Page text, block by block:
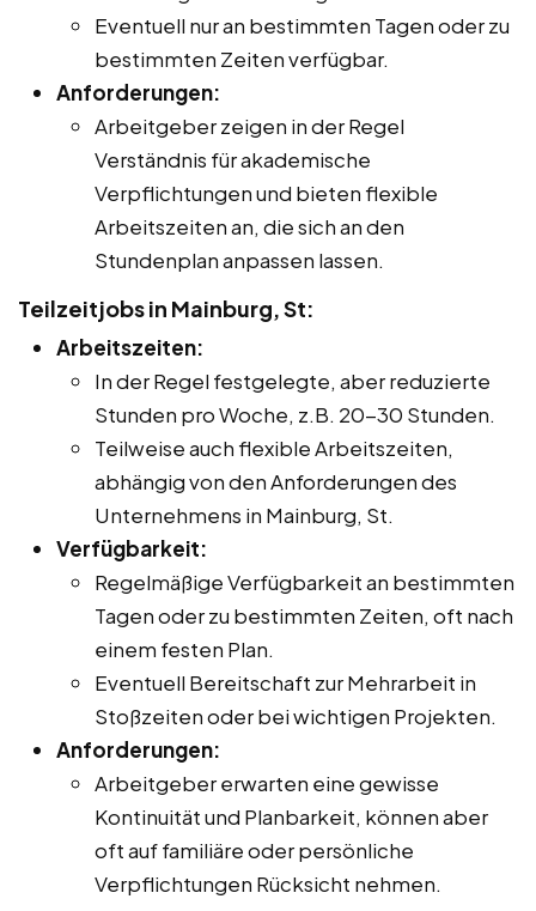
Eventuell nur an bestimmten Tagen oder zu
bestimmten Zeiten verfügbar.
Anforderungen:
Arbeitgeber zeigen in der Regel
Verständnis für akademische
Verpflichtungen und bieten flexible
Arbeitszeiten an, die sich an den
Stundenplan anpassen lassen.
Teilzeitjobs in Mainburg, St:
Arbeitszeiten:
In der Regel festgelegte, aber reduzierte
Stunden pro Woche, z.B. 20-30 Stunden.
Teilweise auch flexible Arbeitszeiten,
abhängig von den Anforderungen des
Unternehmens in Mainburg, St.
Verfügbarkeit:
Regelmäßige Verfügbarkeit an bestimmten
Tagen oder zu bestimmten Zeiten, oft nach
einem festen Plan.
Eventuell Bereitschaft zur Mehrarbeit in
Stoßzeiten oder bei wichtigen Projekten.
Anforderungen:
Arbeitgeber erwarten eine gewisse
Kontinuität und Planbarkeit, können aber
oft auf familiäre oder persönliche
Verpflichtungen Rücksicht nehmen.